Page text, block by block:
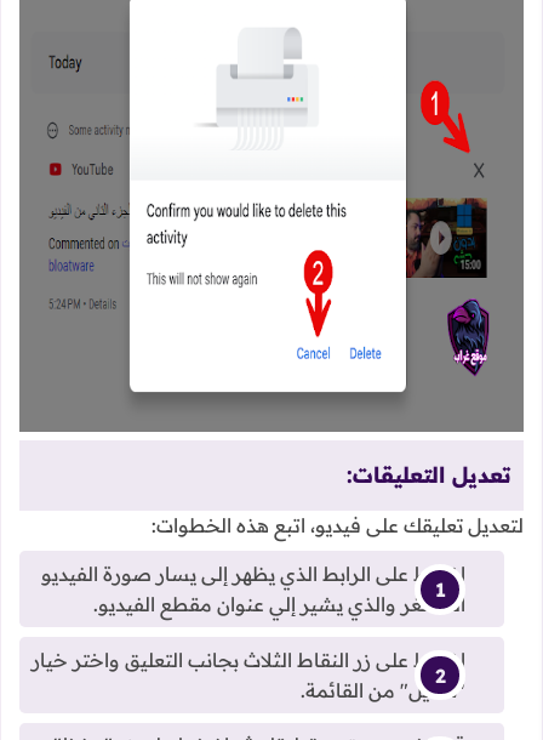
تعديل التعليقات:
لتعديل تعليقك على فيديو، اتبع هذه الخطوات:
اضغط على الرابط الذي يظهر إلى يسار صورة الفيديو
المصغر والذي يشير إلي عنوان مقطع الفيديو.
اضغط على زر النقاط الثلاث بجانب التعليق واختر خيار
"تعديل" من القائمة.